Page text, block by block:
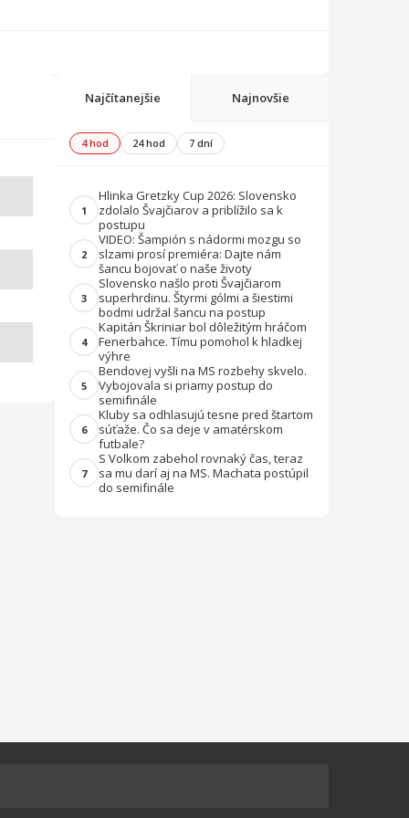
Najčítanejšie Najnovšie
4 hod 24 hod 7 dní
1
Hlinka Gretzky Cup 2026: Slovensko
zdolalo Švajčiarov a priblížilo sa k
postupu
2
VIDEO: Šampión s nádormi mozgu so
slzami prosí premiéra: Dajte nám
šancu bojovať o naše životy
3
Slovensko našlo proti Švajčiarom
superhrdinu. Štyrmi gólmi a šiestimi
bodmi udržal šancu na postup
4
Kapitán Škriniar bol dôležitým hráčom
Fenerbahce. Tímu pomohol k hladkej
výhre
5
Bendovej vyšli na MS rozbehy skvelo.
Vybojovala si priamy postup do
semifinále
6
Kluby sa odhlasujú tesne pred štartom
súťaže. Čo sa deje v amatérskom
futbale?
7
S Volkom zabehol rovnaký čas, teraz
sa mu darí aj na MS. Machata postúpil
do semifinále